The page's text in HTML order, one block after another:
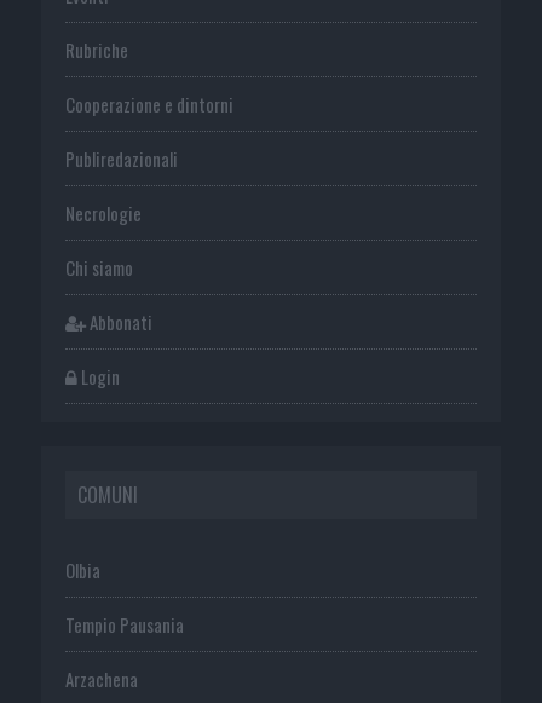
Rubriche
Cooperazione e dintorni
Publiredazionali
Necrologie
Chi siamo
Abbonati
Login
COMUNI
Olbia
Tempio Pausania
Arzachena